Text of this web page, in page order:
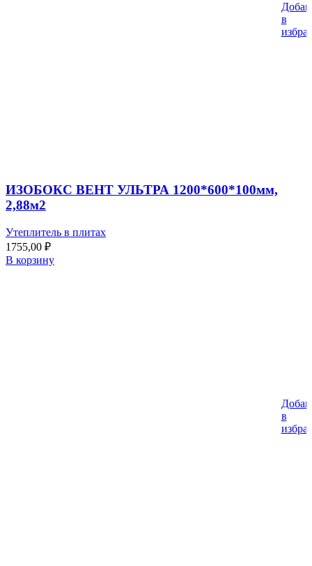
в
ИЗОБОКС ВЕНТ УЛЬТРА 1200*600*100мм,
2,88м2
Утеплитель в плитах
1755,00 ₽
В корзину
в